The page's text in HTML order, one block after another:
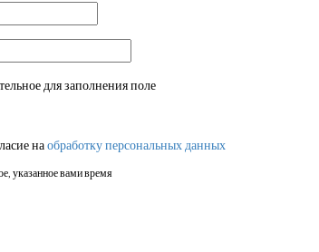
для заполнения поле
наобработку персональных данных
указанное вами время